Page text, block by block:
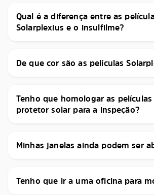
Qual é a diferença entre as
Solarplexius e o insulfilme?
De que cor são as películas
Tenho que homologar as
protetor solar para a inspeção?
Minhas janelas ainda podem ser
Tenho que ir a uma oficina para